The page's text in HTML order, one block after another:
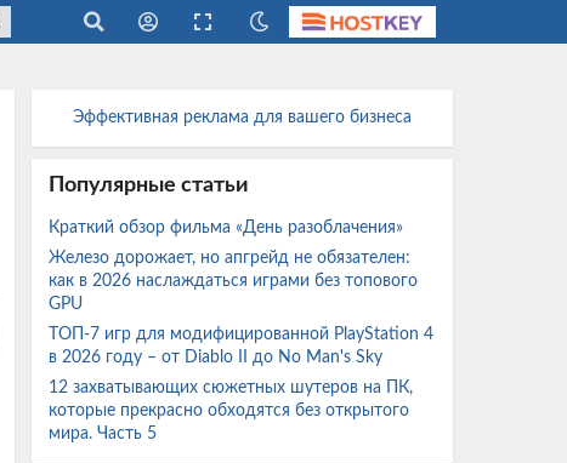
Эффективная реклама для вашего бизнеса
Популярные статьи
Краткий обзор фильма «День разоблачения»
Железо дорожает, но апгрейд не обязателен:
как в 2026 наслаждаться играми без топового
GPU
ТОП-7 игр для модифицированной PlayStation 4
в 2026 году – от Diablo II до No Man's Sky
12 захватывающих сюжетных шутеров на ПК,
которые прекрасно обходятся без открытого
мира. Часть 5